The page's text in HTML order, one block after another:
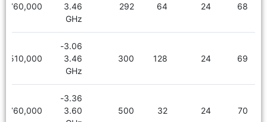
68
24
64
292
3.46
GHz
2,760,000
69
24
128
300
3.06-
3.46
GHz
3,510,000
70
24
32
500
3.36-
3.60
2,760,000